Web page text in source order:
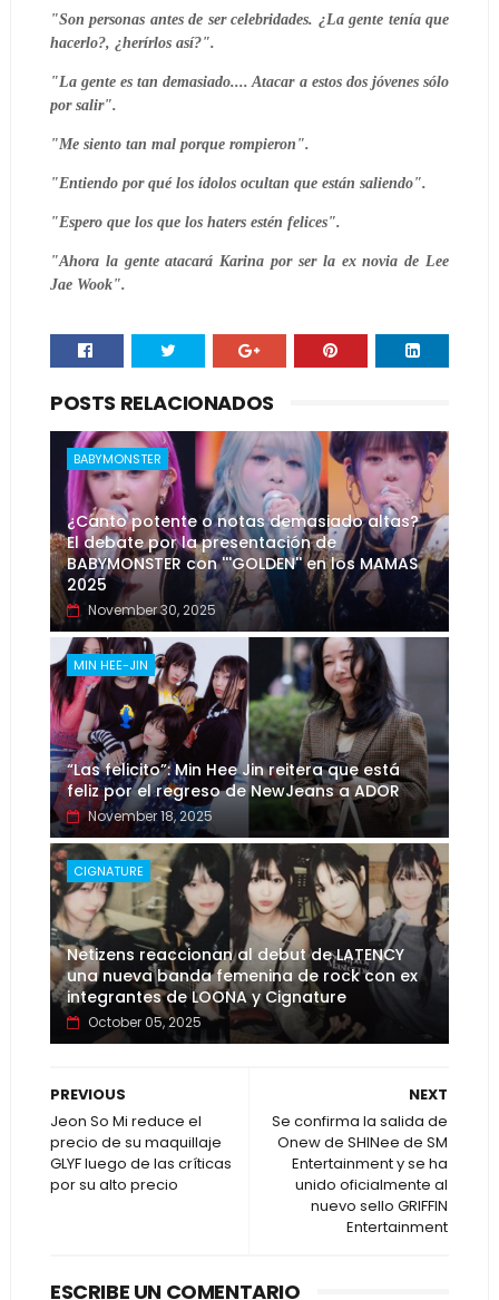
"Son personas antes de ser celebridades. ¿La gente tenía que
hacerlo?, ¿herírlos así?".
"La gente es tan demasiado.... Atacar a estos dos jóvenes sólo
por salir".
"Me siento tan mal porque rompieron".
"Entiendo por qué los ídolos ocultan que están saliendo".
"Espero que los que los haters estén felices".
"Ahora la gente atacará Karina por ser la ex novia de Lee
Jae Wook".
POSTS RELACIONADOS
BABYMONSTER
¿Canto potente o notas demasiado altas?
El debate por la presentación de
BABYMONSTER con '''GOLDEN'' en los MAMAS
2025
November 30, 2025
MIN HEE-JIN
“Las felicito”: Min Hee Jin reitera que está
feliz por el regreso de NewJeans a ADOR
November 18, 2025
CIGNATURE
Netizens reaccionan al debut de LATENCY
una nueva banda femenina de rock con ex
integrantes de LOONA y Cignature
October 05, 2025
NEXT
Se confirma la salida de
Onew de SHINee de SM
Entertainment y se ha
unido oficialmente al
nuevo sello GRIFFIN
Entertainment
PREVIOUS
Jeon So Mi reduce el
precio de su maquillaje
GLYF luego de las críticas
por su alto precio
ESCRIBE UN COMENTARIO